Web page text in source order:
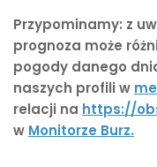
Przypominamy: z
prognoza może
pogody danego
naszych profili w
relacji na https://
w Monitorze Burz.